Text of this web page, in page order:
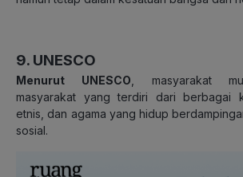
9. UNESCO
Menurut UNESCO , masyarakat
masyarakat yang terdiri dari berbagai
etnis, dan agama yang hidup
sosial.